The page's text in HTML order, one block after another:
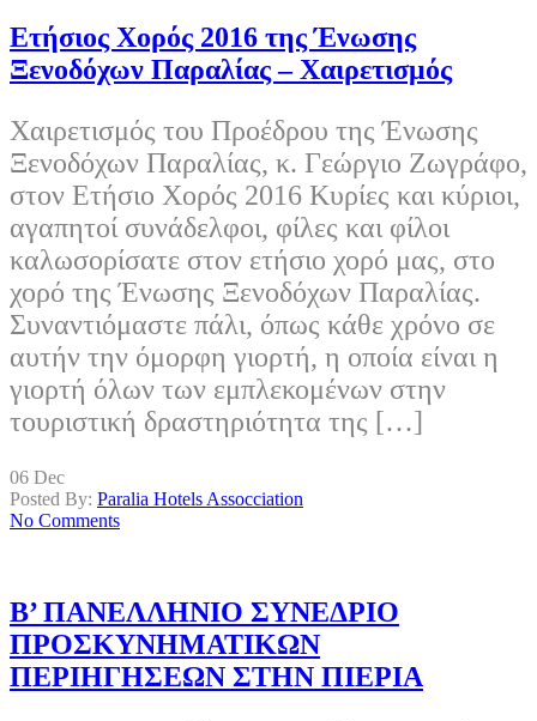
Ετήσιος Χορός 2016 της Ένωσης
Ξενοδόχων Παραλίας – Χαιρετισμός
Χαιρετισμός του Προέδρου της Ένωσης
Ξενοδόχων Παραλίας, κ. Γεώργιο Ζωγράφο,
στον Ετήσιο Χορός 2016 Κυρίες και κύριοι,
αγαπητοί συνάδελφοι, φίλες και φίλοι
καλωσορίσατε στον ετήσιο χορό μας, στο
χορό της Ένωσης Ξενοδόχων Παραλίας.
Συναντιόμαστε πάλι, όπως κάθε χρόνο σε
αυτήν την όμορφη γιορτή, η οποία είναι η
γιορτή όλων των εμπλεκομένων στην
τουριστική δραστηριότητα της […]
06 Dec
Posted By: Paralia Hotels Assocciation
No Comments
Β’ ΠΑΝΕΛΛΗΝΙΟ ΣΥΝΕΔΡΙΟ
ΠΡΟΣΚΥΝΗΜΑΤΙΚΩΝ
ΠΕΡΙΗΓΗΣΕΩΝ ΣΤΗΝ ΠΙΕΡΙΑ